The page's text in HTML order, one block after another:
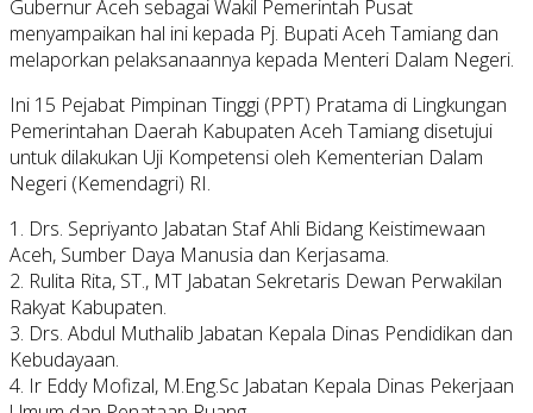
Gubernur Aceh sebagai Wakil Pemerintah Pusat
menyampaikan hal ini kepada Pj. Bupati Aceh Tamiang dan
melaporkan pelaksanaannya kepada Menteri Dalam Negeri.
Ini 15 Pejabat Pimpinan Tinggi (PPT) Pratama di Lingkungan
Pemerintahan Daerah Kabupaten Aceh Tamiang disetujui
untuk dilakukan Uji Kompetensi oleh Kementerian Dalam
Negeri (Kemendagri) RI.
1. Drs. Sepriyanto Jabatan Staf Ahli Bidang Keistimewaan
Aceh, Sumber Daya Manusia dan Kerjasama.
2. Rulita Rita, ST., MT Jabatan Sekretaris Dewan Perwakilan
Rakyat Kabupaten.
3. Drs. Abdul Muthalib Jabatan Kepala Dinas Pendidikan dan
Kebudayaan.
4. Ir Eddy Mofizal, M.Eng.Sc Jabatan Kepala Dinas Pekerjaan